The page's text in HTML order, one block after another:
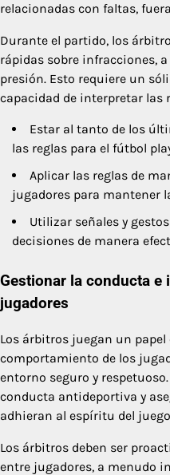
relacionadas con faltas,
Durante el partido, los
rápidas sobre infracciones,
presión. Esto requiere un
capacidad de interpretar las
Estar al tanto de los
las reglas para el fútbol
Aplicar las reglas de
jugadores para mantener
Utilizar señales y
decisiones de manera
Gestionar la conducta e
jugadores
Los árbitros juegan un
comportamiento de los
entorno seguro y
conducta antideportiva y
adhieran al espíritu del
Los árbitros deben ser
entre jugadores, a menudo